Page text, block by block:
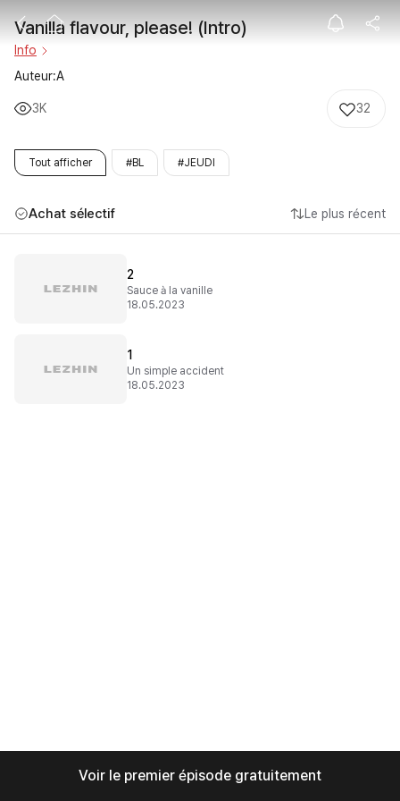
Vanilla
Vanilla flavour, please! (Intro)
Info
Auteur:A
3K 32
Tout afficher #BL #JEUDI
Achat sélectif Le plus récent
2
Sauce à la vanille
18.05.2023
1
Un simple accident
18.05.2023
Voir le premier épisode gratuitement